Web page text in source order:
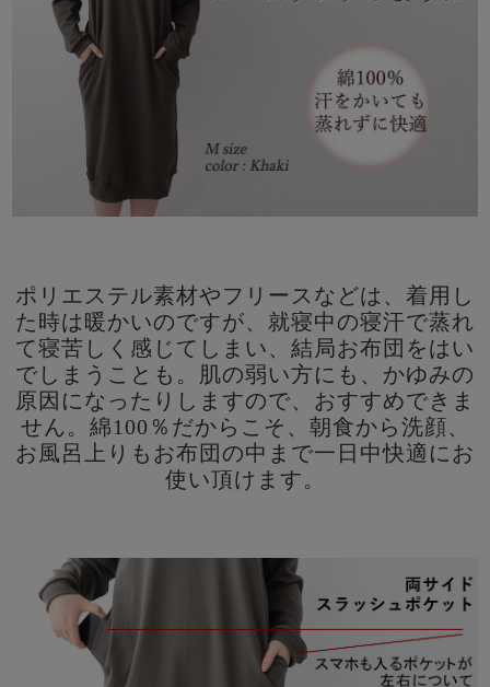
ポリエステル素材やフリースなどは、着用し
た時は暖かいのですが、就寝中の寝汗で蒸れ
て寝苦しく感じてしまい、結局お布団をはい
でしまうことも。肌の弱い方にも、かゆみの
原因になったりしますので、おすすめできま
せん。綿100％だからこそ、朝食から洗顔、
お風呂上りもお布団の中まで一日中快適にお
使い頂けます。